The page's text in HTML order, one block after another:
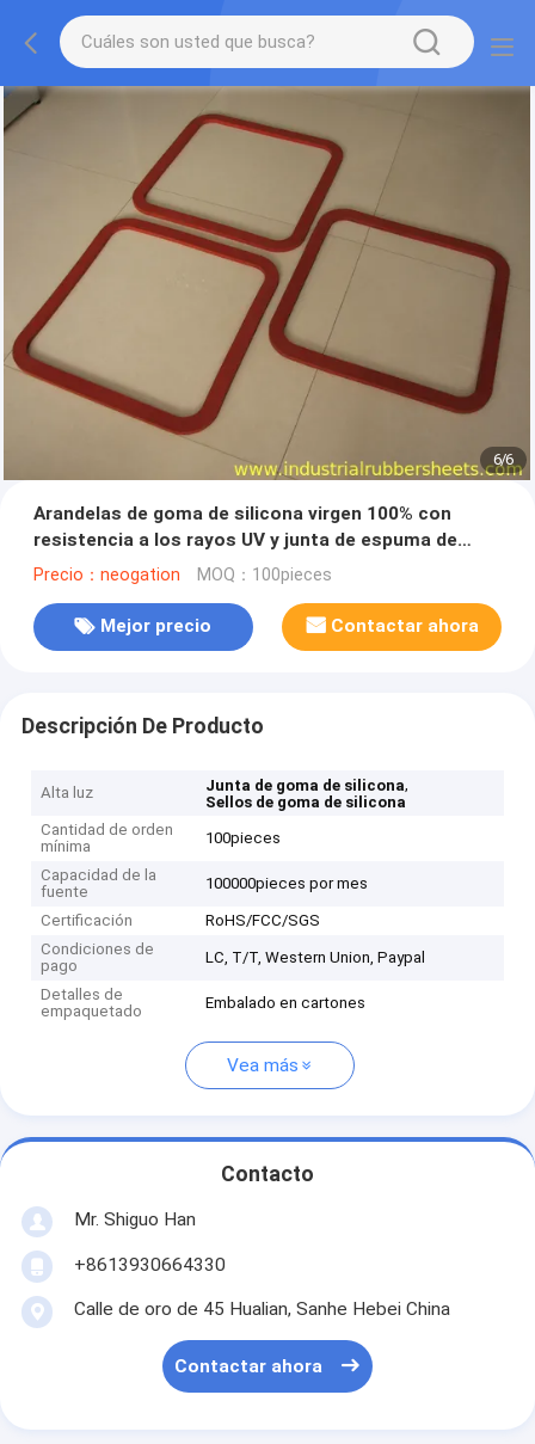
1/6
Arandelas de goma de silicona virgen 100% con
resistencia a los rayos UV y junta de espuma de
silicona de celda cerrada
Precio：neogation MOQ：100pieces
Mejor precio Contactar ahora
Descripción De Producto
Alta luz Junta de goma de silicona,
Sellos de goma de silicona
Cantidad de orden
mínima
100pieces
Capacidad de la
fuente
100000pieces por mes
Certificación
RoHS/FCC/SGS
Condiciones de
pago
LC, T/T, Western Union, Paypal
Detalles de
empaquetado
Embalado en cartones
Vea más
Contacto
Mr. Shiguo Han
+8613930664330
Calle de oro de 45 Hualian, Sanhe Hebei China
Contactar ahora